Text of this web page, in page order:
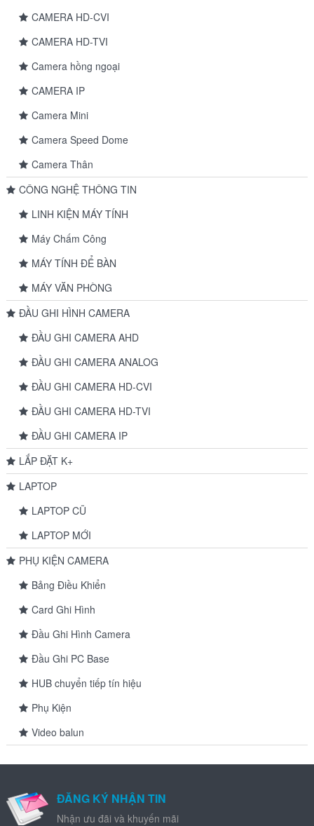
CAMERA HD-CVI
CAMERA HD-TVI
Camera hồng ngoại
CAMERA IP
Camera Mini
Camera Speed Dome
Camera Thân
CÔNG NGHỆ THÔNG TIN
LINH KIỆN MÁY TÍNH
Máy Chấm Công
MÁY TÍNH ĐỂ BÀN
MÁY VĂN PHÒNG
ĐẦU GHI HÌNH CAMERA
ĐẦU GHI CAMERA AHD
ĐẦU GHI CAMERA ANALOG
ĐẦU GHI CAMERA HD-CVI
ĐẦU GHI CAMERA HD-TVI
ĐẦU GHI CAMERA IP
LẮP ĐẶT K+
LAPTOP
LAPTOP CŨ
LAPTOP MỚI
PHỤ KIỆN CAMERA
Bảng Điều Khiển
Card Ghi Hình
Đầu Ghi Hình Camera
Đầu Ghi PC Base
HUB chuyển tiếp tín hiệu
Phụ Kiện
Video balun
ĐĂNG KÝ NHẬN TIN
Nhận ưu đãi và khuyến mãi